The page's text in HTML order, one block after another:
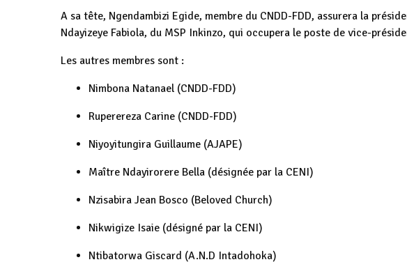
A sa tête, Ngendambizi Egide, membre du CNDD-FDD, assurera la
Ndayizeye Fabiola, du MSP Inkinzo, qui occupera le poste de vice-
Les autres membres sont :
Nimbona Natanael (CNDD-FDD)
Ruperereza Carine (CNDD-FDD)
Niyoyitungira Guillaume (AJAPE)
Maître Ndayirorere Bella (désignée par la CENI)
Nzisabira Jean Bosco (Beloved Church)
Nikwigize Isaie (désigné par la CENI)
Ntibatorwa Giscard (A.N.D Intadohoka)